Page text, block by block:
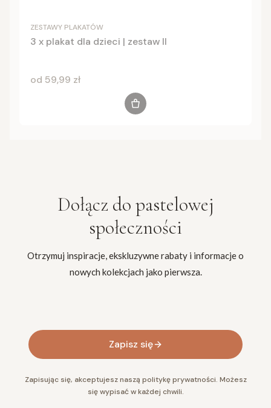
ZESTAWY PLAKATÓW
3 x plakat dla dzieci | zestaw II
Cena
od 59,99 zł
Zobacz produkt
Dołącz do pastelowej
społeczności
Otrzymuj inspiracje, ekskluzywne rabaty i informacje o
nowych kolekcjach jako pierwsza.
Zapisz się
Zapisując się, akceptujesz naszą politykę prywatności. Możesz
się wypisać w każdej chwili.